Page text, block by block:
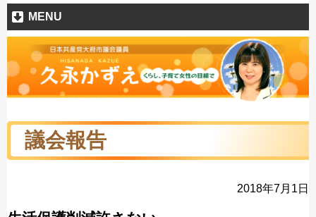
MENU
議会報告
2018年7月1日